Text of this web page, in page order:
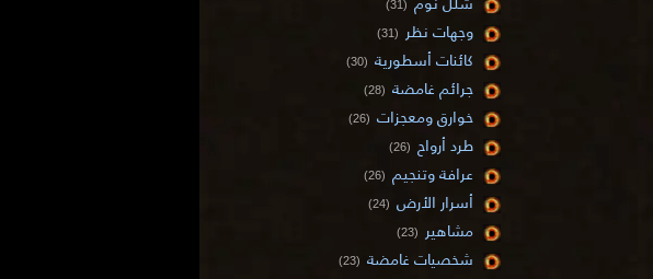
(31)
وجهات نظر (31)
كائنات أسطورية (30)
جرائم غامضة (28)
خوارق ومعجزات (26)
طرد أرواح (26)
عرافة وتنجيم (26)
أسرار الأرض (24)
مشاهير (23)
شخصيات غامضة (23)